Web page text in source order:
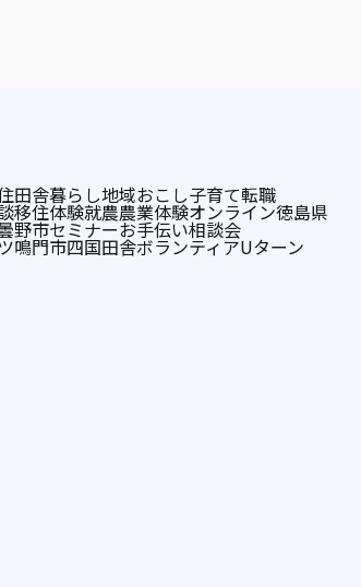
田舎暮らし地域おこし子育て転職
移住体験就農農業体験オンライン徳島県
野市セミナーお手伝い相談会
鳴門市四国田舎ボランティアUターン